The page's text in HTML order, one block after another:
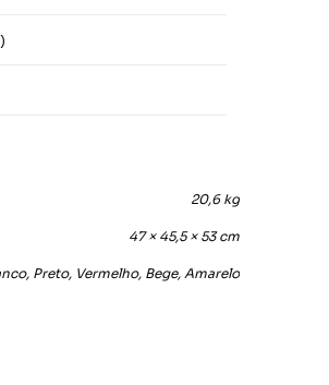
20,6 kg
47 × 45,5 × 53 cm
Preto, Vermelho, Bege, Amarelo